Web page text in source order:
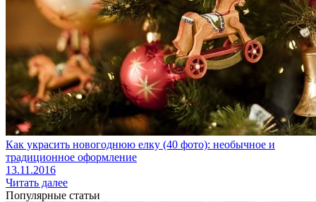
Как украсить новогоднюю елку (40 фото): необычное и
традиционное оформление
13.11.2016
Читать далее
Популярные статьи